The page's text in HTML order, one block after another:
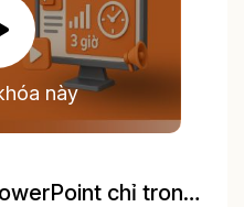
này
chỉ trong